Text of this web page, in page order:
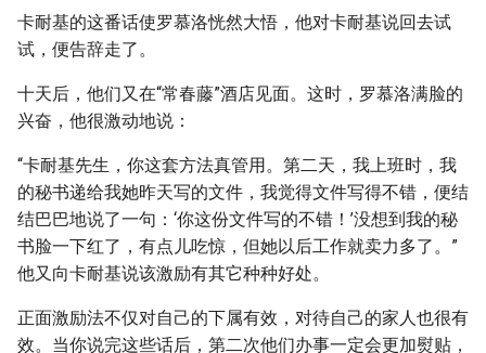
卡耐基的这番话使罗慕洛恍然大悟，他对卡耐基说回去试
试，便告辞走了。
十天后，他们又在“常春藤”酒店见面。这时，罗慕洛满脸的
兴奋，他很激动地说：
“卡耐基先生，你这套方法真管用。第二天，我上班时，我
的秘书递给我她昨天写的文件，我觉得文件写得不错，便结
结巴巴地说了一句：‘你这份文件写的不错！’没想到我的秘
书脸一下红了，有点儿吃惊，但她以后工作就卖力多了。”
他又向卡耐基说该激励有其它种种好处。
正面激励法不仅对自己的下属有效，对待自己的家人也很有
效。当你说完这些话后，第二次他们办事一定会更加熨贴，